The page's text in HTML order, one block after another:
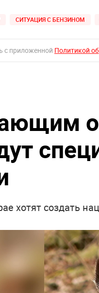
СИТУАЦИЯ С БЕНЗИНОМ
с приложенной Политикой
хотят создать